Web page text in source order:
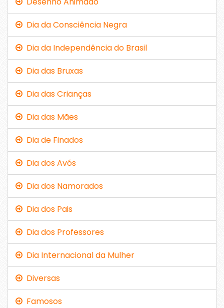
Dia da Consciência Negra
Dia da Independência do Brasil
Dia das Bruxas
Dia das Crianças
Dia das Mães
Dia de Finados
Dia dos Avós
Dia dos Namorados
Dia dos Pais
Dia dos Professores
Dia Internacional da Mulher
Diversas
Famosos